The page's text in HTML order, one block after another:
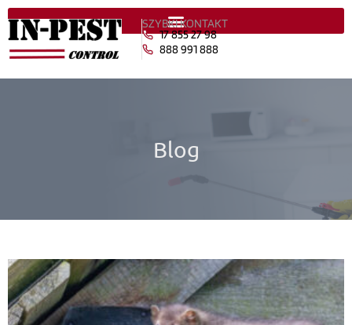
SZYBKI KONTAKT
17 855 27 98
888 991 888
Blog